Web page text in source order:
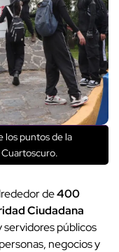
los puntos de la
de400
Ciudadana
servidores públicos
negocios y